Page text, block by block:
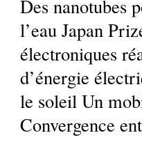
Des nanotubes
l’eau Japan
électroniques
d’énergie
le soleil Un
Convergence